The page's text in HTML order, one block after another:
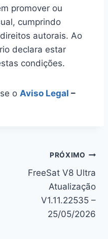
promover ou
cumprindo
autorais. Ao
declara estar
condições.
o Aviso Legal –
PRÓXIMO
FreeSat V8 Ultra
Atualização
V1.11.22535 –
25/05/2026